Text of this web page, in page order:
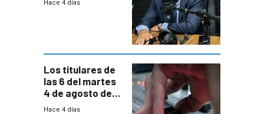
Hace 4 días
Los titulares de
las 6 del martes
4 de agosto de
2026
Hace 4 días